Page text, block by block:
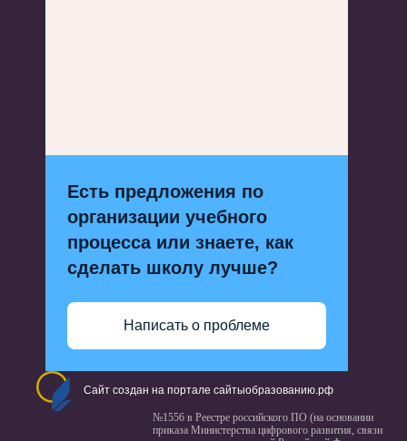
Есть предложения по
организации учебного
процесса или знаете, как
сделать школу лучше?
Написать о проблеме
Сайт создан на портале сайтыобразованию.рф
№1556 в Реестре российского ПО (на основании
приказа Министерства цифрового развития, связи